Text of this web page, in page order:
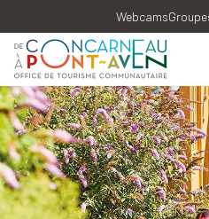
Webcams